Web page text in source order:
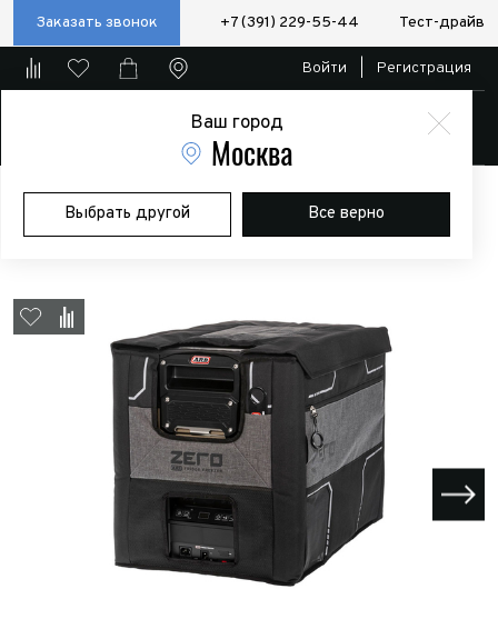
Заказать звонок +7 (391) 229-55-44 Тест-драйв
Ваш город
Москва
Выбрать другой Все верно
Войти Регистрация
Главная Магазин
Дополнительное оборудование
Автохолодильники
чехол Transit Bag Zero Fridge 60L